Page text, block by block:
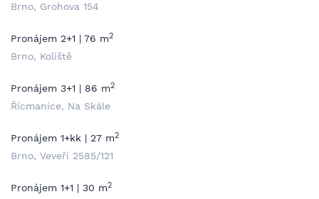
Brno, Grohova 154
Pronájem 2+1 | 76 m2
Brno, Koliště
Pronájem 3+1 | 86 m2
Řícmanice, Na Skále
Pronájem 1+kk | 27 m2
Brno, Veveří 2585/121
Pronájem 1+1 | 30 m2